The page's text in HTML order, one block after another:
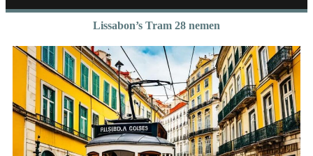
Lissabon’s Tram 28 nemen